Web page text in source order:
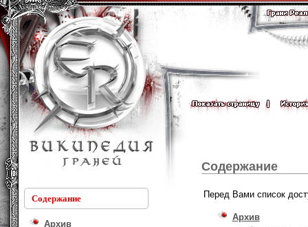
Содержание
Архив
Содержание
Перед Вами список
Архив